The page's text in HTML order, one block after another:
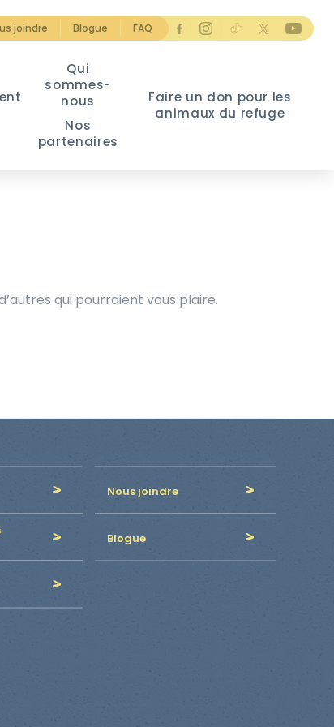
joindre Blogue FAQ
Qui
sommes-
nous
Nos
partenaires
Faire un don pour les
animaux du refuge
qui pourraient vous plaire.
Nous joindre
Blogue